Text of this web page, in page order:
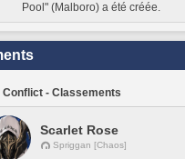
Pool" (Malboro) a été créée.
- Classements
Scarlet Rose
Spriggan [Chaos]